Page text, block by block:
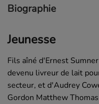
Biographie
Jeunesse
Fils aîné d'Ernest
devenu livreur de lait
secteur, et d'Audrey
Gordon Matthew